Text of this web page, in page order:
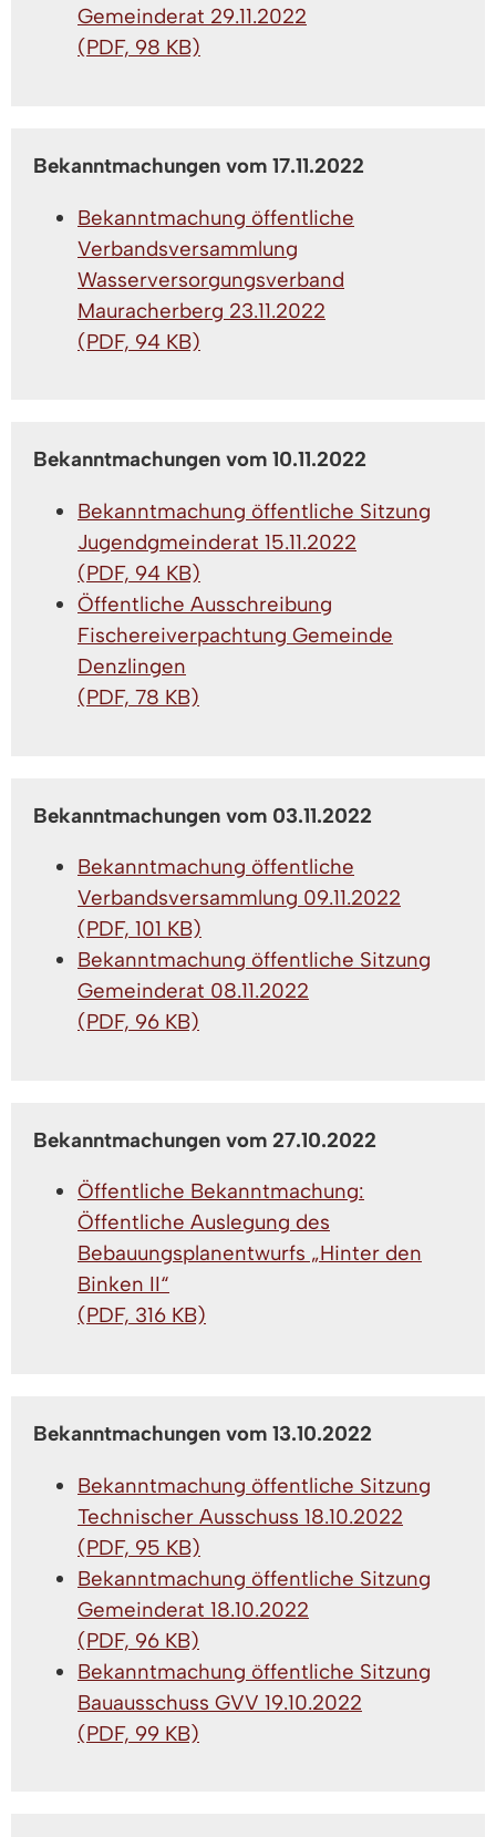
Gemeinderat 29.11.2022
(PDF, 98 KB)
Bekanntmachungen vom 17.11.2022
Bekanntmachung öffentliche
Verbandsversammlung
Wasserversorgungsverband
Mauracherberg 23.11.2022
(PDF, 94 KB)
Bekanntmachungen vom 10.11.2022
Bekanntmachung öffentliche Sitzung
Jugendgmeinderat 15.11.2022
(PDF, 94 KB)
Öffentliche Ausschreibung
Fischereiverpachtung Gemeinde
Denzlingen
(PDF, 78 KB)
Bekanntmachungen vom 03.11.2022
Bekanntmachung öffentliche
Verbandsversammlung 09.11.2022
(PDF, 101 KB)
Bekanntmachung öffentliche Sitzung
Gemeinderat 08.11.2022
(PDF, 96 KB)
Bekanntmachungen vom 27.10.2022
Öffentliche Bekanntmachung:
Öffentliche Auslegung des
Bebauungsplanentwurfs „Hinter den
Binken II“
(PDF, 316 KB)
Bekanntmachungen vom 13.10.2022
Bekanntmachung öffentliche Sitzung
Technischer Ausschuss 18.10.2022
(PDF, 95 KB)
Bekanntmachung öffentliche Sitzung
Gemeinderat 18.10.2022
(PDF, 96 KB)
Bekanntmachung öffentliche Sitzung
Bauausschuss GVV 19.10.2022
(PDF, 99 KB)